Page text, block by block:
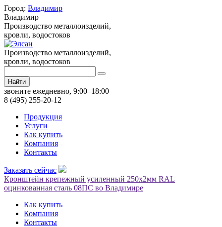
Город: Владимир
Владимир
Производство металлоизделий,
кровли, водостоков
Производство металлоизделий,
кровли, водостоков
Найти
звоните ежедневно, 9:00–18:00
8 (495) 255-20-12
Продукция
Услуги
Как купить
Компания
Контакты
Заказать сейчас
Кронштейн крепежный усиленный 250х2мм RAL
оцинкованная сталь 08ПС во Владимире
Как купить
Компания
Контакты